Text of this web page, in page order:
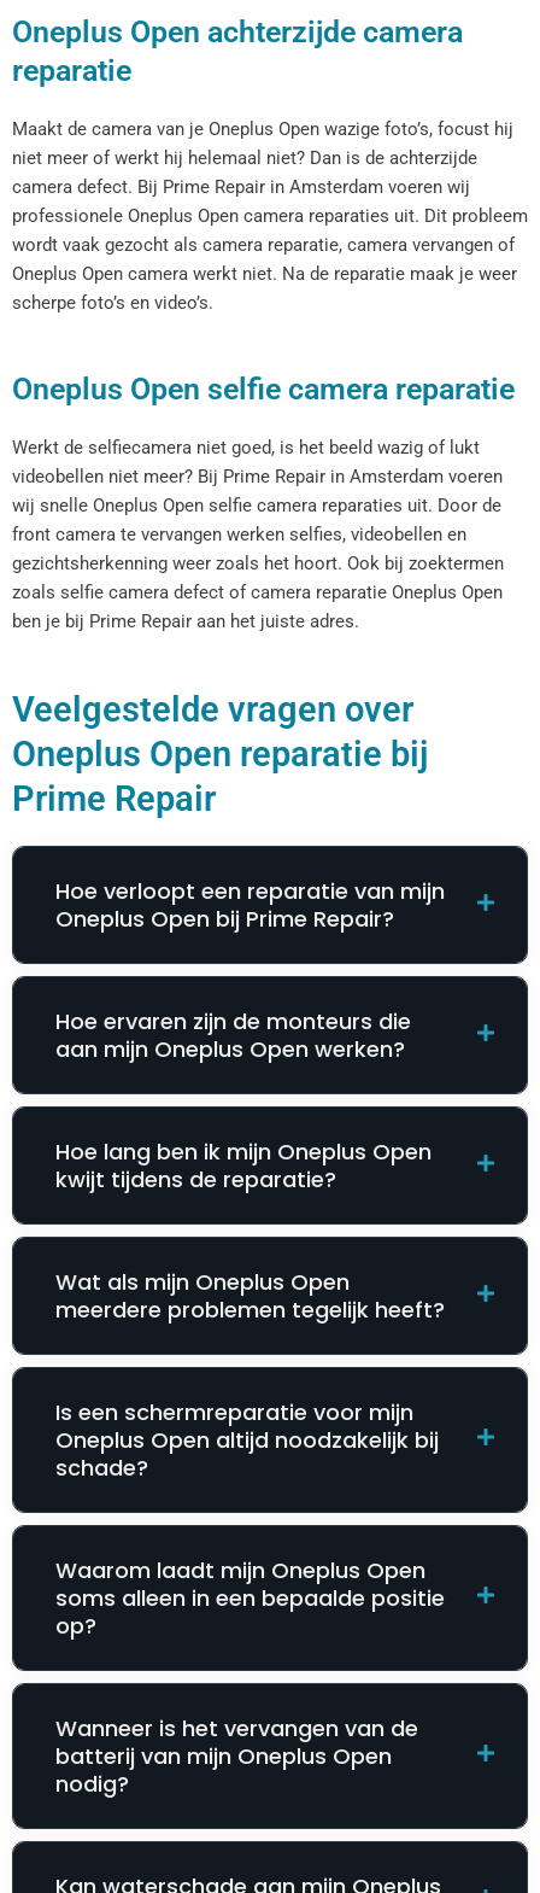
Oneplus Open achterzijde camera
reparatie
Maakt de camera van je Oneplus Open wazige foto’s, focust hij
niet meer of werkt hij helemaal niet? Dan is de achterzijde
camera defect. Bij Prime Repair in Amsterdam voeren wij
professionele Oneplus Open camera reparaties uit. Dit probleem
wordt vaak gezocht als camera reparatie, camera vervangen of
Oneplus Open camera werkt niet. Na de reparatie maak je weer
scherpe foto’s en video’s.
Oneplus Open selfie camera reparatie
Werkt de selfiecamera niet goed, is het beeld wazig of lukt
videobellen niet meer? Bij Prime Repair in Amsterdam voeren
wij snelle Oneplus Open selfie camera reparaties uit. Door de
front camera te vervangen werken selfies, videobellen en
gezichtsherkenning weer zoals het hoort. Ook bij zoektermen
zoals selfie camera defect of camera reparatie Oneplus Open
ben je bij Prime Repair aan het juiste adres.
Veelgestelde vragen over
Oneplus Open reparatie bij
Prime Repair
Hoe verloopt een reparatie van mijn
Oneplus Open bij Prime Repair?
Hoe ervaren zijn de monteurs die
aan mijn Oneplus Open werken?
Hoe lang ben ik mijn Oneplus Open
kwijt tijdens de reparatie?
Wat als mijn Oneplus Open
meerdere problemen tegelijk heeft?
Is een schermreparatie voor mijn
Oneplus Open altijd noodzakelijk bij
schade?
Waarom laadt mijn Oneplus Open
soms alleen in een bepaalde positie
op?
Wanneer is het vervangen van de
batterij van mijn Oneplus Open
nodig?
Kan waterschade aan mijn Oneplus